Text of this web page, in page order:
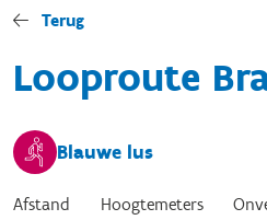
Terug
Looproute
Blauwe lus
Afstand Hoogtemeters